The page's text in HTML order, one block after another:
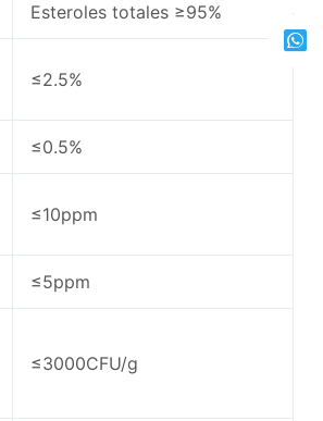
Esteroles totales ≥95%
≤2.5%
≤0.5%
≤10ppm
≤5ppm
≤3000CFU/g